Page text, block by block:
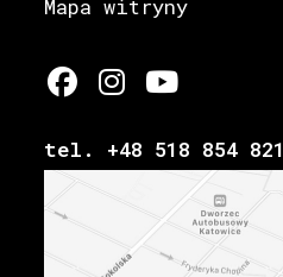
Mapa witryny
tel. +48 518 854 821